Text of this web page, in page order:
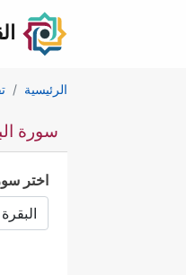
الرئيسية
سورة
اختر